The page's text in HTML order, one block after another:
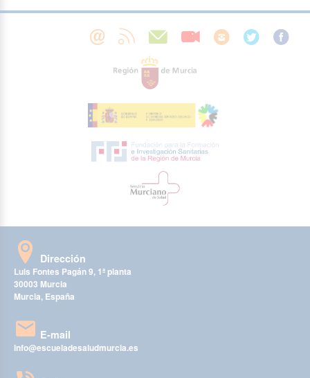
Dirección
Luis Fontes Pagán 9, 1ª planta
30003 Murcia
Murcia, España
E-mail
info@escueladesaludmurcia.es